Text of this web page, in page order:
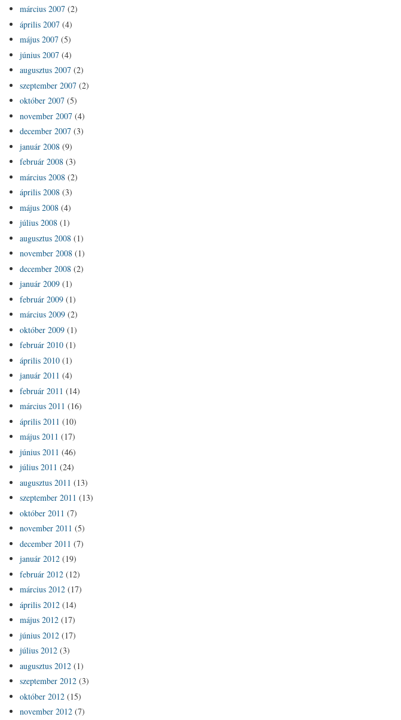
március 2007 (2)
április 2007 (4)
május 2007 (5)
június 2007 (4)
augusztus 2007 (2)
szeptember 2007 (2)
október 2007 (5)
november 2007 (4)
december 2007 (3)
január 2008 (9)
február 2008 (3)
március 2008 (2)
április 2008 (3)
május 2008 (4)
július 2008 (1)
augusztus 2008 (1)
november 2008 (1)
december 2008 (2)
január 2009 (1)
február 2009 (1)
március 2009 (2)
október 2009 (1)
február 2010 (1)
április 2010 (1)
január 2011 (4)
február 2011 (14)
március 2011 (16)
április 2011 (10)
május 2011 (17)
június 2011 (46)
július 2011 (24)
augusztus 2011 (13)
szeptember 2011 (13)
október 2011 (7)
november 2011 (5)
december 2011 (7)
január 2012 (19)
február 2012 (12)
március 2012 (17)
április 2012 (14)
május 2012 (17)
június 2012 (17)
július 2012 (3)
augusztus 2012 (1)
szeptember 2012 (3)
október 2012 (15)
november 2012 (7)